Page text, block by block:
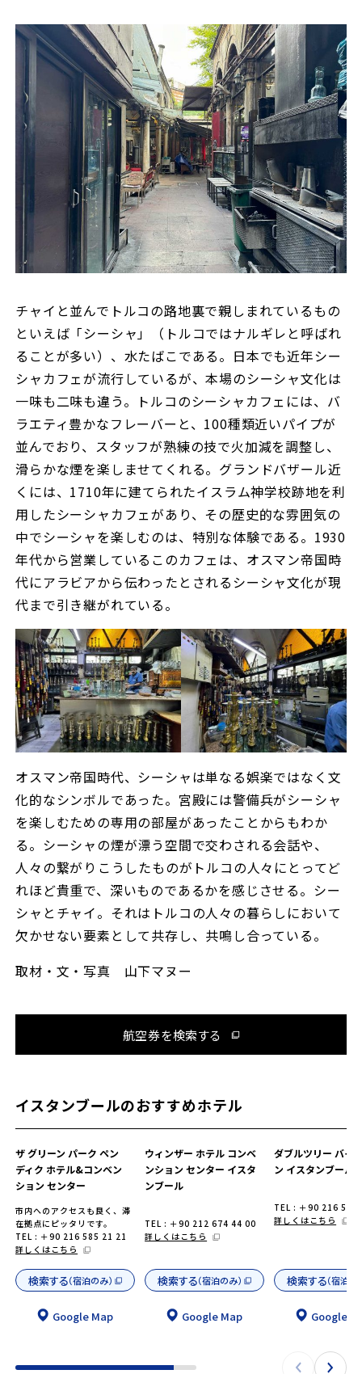
チャイと並んでトルコの路地裏で親しまれているもの
といえば「シーシャ」（トルコではナルギレと呼ばれ
ることが多い）、水たばこである。日本でも近年シー
シャカフェが流行しているが、本場のシーシャ文化は
一味も二味も違う。トルコのシーシャカフェには、バ
ラエティ豊かなフレーバーと、100種類近いパイプが
並んでおり、スタッフが熟練の技で火加減を調整し、
滑らかな煙を楽しませてくれる。グランドバザール近
くには、1710年に建てられたイスラム神学校跡地を利
用したシーシャカフェがあり、その歴史的な雰囲気の
中でシーシャを楽しむのは、特別な体験である。1930
年代から営業しているこのカフェは、オスマン帝国時
代にアラビアから伝わったとされるシーシャ文化が現
代まで引き継がれている。
オスマン帝国時代、シーシャは単なる娯楽ではなく文
化的なシンボルであった。宮殿には警備兵がシーシャ
を楽しむための専用の部屋があったことからもわか
る。シーシャの煙が漂う空間で交わされる会話や、
人々の繋がり――こうしたものがトルコの人々にとってど
れほど貴重で、深いものであるかを感じさせる。シー
シャとチャイ。それはトルコの人々の暮らしにおいて
欠かせない要素として共存し、共鳴し合っている。
取材・文・写真 山下マヌー
航空券を検索する
イスタンブールのおすすめホテル
ザ グリーン パーク ペン
ディク ホテル&コンベン
ション センター
市内へのアクセスも良く、滞
在拠点にピッタリです。
TEL : ＋90 216 585 21 21
詳しくはこちら
検索する（宿泊のみ）
Google Map
ウィンザー ホテル コンベ
ンション センター イスタ
ンブール
TEL : ＋90 212 674 44 00
詳しくはこちら
検索する（宿泊のみ）
Google Map
ダブルツリー バイ
ン イスタンブール
TEL : ＋90 216 542
詳しくはこちら
検索する（宿泊の
Google